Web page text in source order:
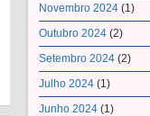
Novembro 2024 (1)
Outubro 2024 (2)
Setembro 2024 (2)
Julho 2024 (1)
Junho 2024 (1)